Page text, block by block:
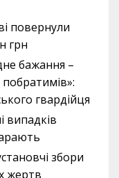
повернули
грн
бажання –
гвардійця
випадків
збори
жертв